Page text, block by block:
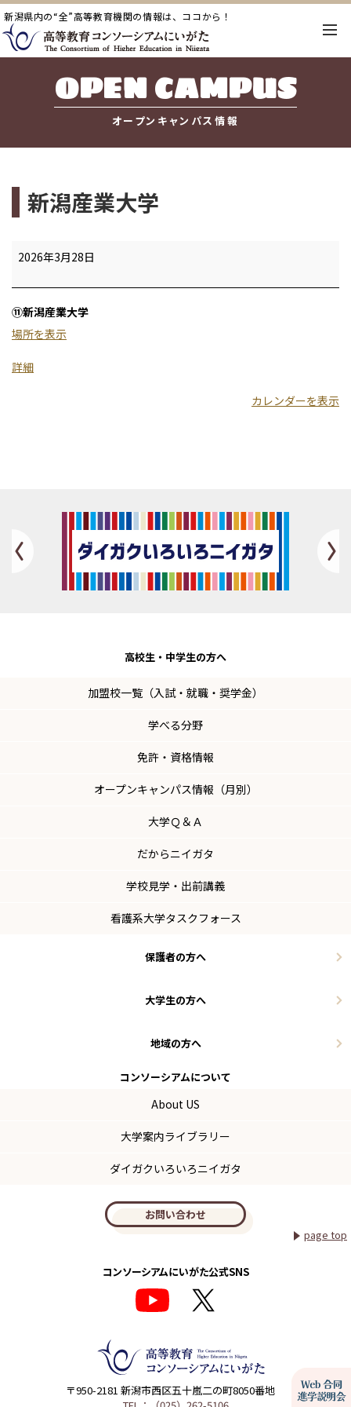
新潟県内の“全”高等教育機関の情報は、ココから！
OPEN CAMPUS
オープンキャンパス情報
新潟産業大学
新
業
大
学
2026年3月28日
⑪新潟産業大学
場所を表示
詳細
カレンダーを表示
Previous
〒950-2181 新潟市西区五十嵐二の町8050番地
高校生・ 中学生の方へ
加盟校一覧（入試・就職・奨学金）
学べる分野
免許・資格情報
オープンキャンパス情報（月別）
大学Ｑ＆Ａ
だからニイガタ
学校見学・出前講義
看護系大学タスクフォース
保護者の方へ
大学生の方へ
地域の方へ
コンソーシアムについて
About US
大学案内ライブラリー
ダイガクいろいろニイガタ
お問い合わせ
page top
コンソーシアムにいがた公式SNS